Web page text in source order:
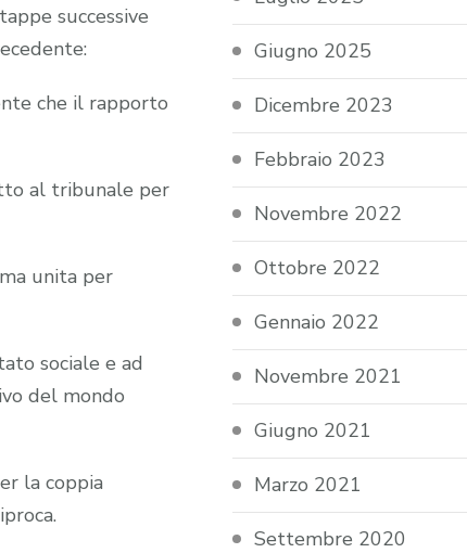
successive
che il rapporto
al tribunale per
unita per
sociale e ad
del mondo
la coppia
Giugno 2025
Dicembre 2023
Febbraio 2023
Novembre 2022
Ottobre 2022
Gennaio 2022
Novembre 2021
Giugno 2021
Marzo 2021
Settembre 2020